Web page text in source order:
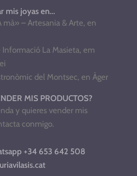
mis joyas en...
mà» – Artesania & Arte, en
Informació La Masieta, em
del Montsec, en Àger
MIS PRODUCTOS?
y quieres vender mis
conmigo.
+34 653 642 508